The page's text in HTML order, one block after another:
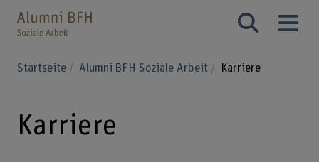
Startseite Alumni BFH Soziale Arbeit Karriere
Karriere